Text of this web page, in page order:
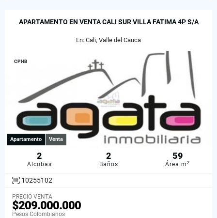
APARTAMENTO EN VENTA CALI SUR VILLA FATIMA 4P S/A
En: Cali, Valle del Cauca
CPHB
Apartamento Venta
2
Alcobas
2
Baños
59
Área m2
10255102
PRECIO VENTA
$209.000.000
Pesos Colombianos